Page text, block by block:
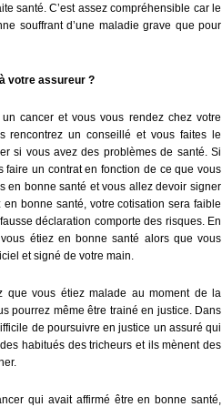
santé. C’est assez compréhensible car le
souffrant d’une maladie grave que pour
votre assureur ?
cancer et vous vous rendez chez votre
rencontrez un conseillé et vous faites le
si vous avez des problèmes de santé. Si
un contrat en fonction de ce que vous
en bonne santé et vous allez devoir signer
bonne santé, votre cotisation sera faible
déclaration comporte des risques. En
étiez en bonne santé alors que vous
et signé de votre main.
que vous étiez malade au moment de la
pourrez même être trainé en justice. Dans
de poursuivre en justice un assuré qui
habitués des tricheurs et ils mènent des
qui avait affirmé être en bonne santé,